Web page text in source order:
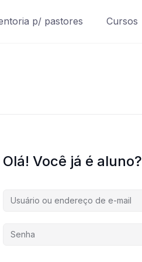
p/ pastores Cursos
Olá! Você já é aluno?